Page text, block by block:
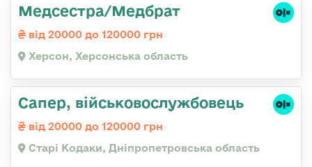
Медсестра/Медбрат
від 20000 до 120000 грн
Херсон, Херсонська область
Сапер, військовослужбовець
від 20000 до 120000 грн
Старі Кодаки, Дніпропетровська область